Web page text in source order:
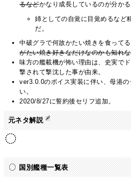
るなどかなり成長しているのが分かる
姉としての自覚に目覚めるなど
だ。
中破グラで何故かたい焼きを食って
がたい焼き好きなだけなのかも知れ
味方の艦載機が怖い理由は、史実で
撃されて撃沈した事が由来。
ver3.0.0のボイス実装に伴い、母港
い。
2020/8/27に誓約後セリフ追加。
元ネタ解説
国別艦種一覧表